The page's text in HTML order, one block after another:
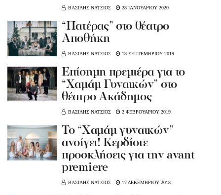
ΒΑΣΙΛΗΣ ΝΑΤΣΙΟΣ 28 ΙΑΝΟΥΑΡΙΟΥ 2020
“Πατέρας” στο θέατρο
Αποθήκη
ΒΑΣΙΛΗΣ ΝΑΤΣΙΟΣ 13 ΣΕΠΤΕΜΒΡΙΟΥ 2019
Επίσημη πρεμιέρα για το
“Χαμάμ Γυναικών” στο
θέατρο Ακάδημος
ΒΑΣΙΛΗΣ ΝΑΤΣΙΟΣ 2 ΦΕΒΡΟΥΑΡΙΟΥ 2019
Το “Χαμάμ γυναικών”
ανοίγει! Κερδίστε
προσκλήσεις για την avant
premiere
ΒΑΣΙΛΗΣ ΝΑΤΣΙΟΣ 17 ΔΕΚΕΜΒΡΙΟΥ 2018